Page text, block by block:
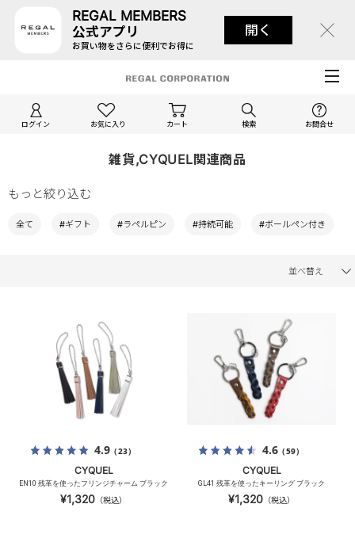
REGAL MEMBERS
公式アプリ
お買い物をさらに便利でお得に
開く
ログイン お気に入り カート 検索 お問合せ
雑貨,CYQUEL関連商品
もっと絞り込む
全て #ギフト #ラペルピン #持続可能 #ボールペン付き
並べ替え
4.9（23）
CYQUEL
EN10 残革を使ったフリンジチャーム ブラック
¥1,320 （税込）
4.6（59）
CYQUEL
GL41 残革を使ったキーリング ブラック
¥1,320 （税込）